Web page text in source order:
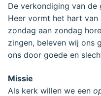
De verkondiging van de
Heer vormt het hart
zondag aan zondag
zingen, beleven wij ons
ons door goede en
Missie
Als kerk willen we een